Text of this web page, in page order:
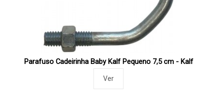
Parafuso Cadeirinha Baby Kalf Pequeno 7,5 cm - Kalf
Ver